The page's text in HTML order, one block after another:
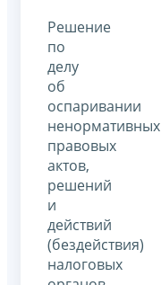
Решение
по
делу
об
оспаривании
ненормативных
правовых
актов,
решений
и
действий
(бездействия)
налоговых